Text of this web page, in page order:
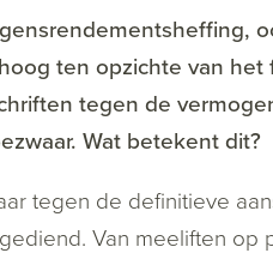
ten opzichte van
tegen de
Wat betekent dit?
tegen de definitieve
Van meeliften op